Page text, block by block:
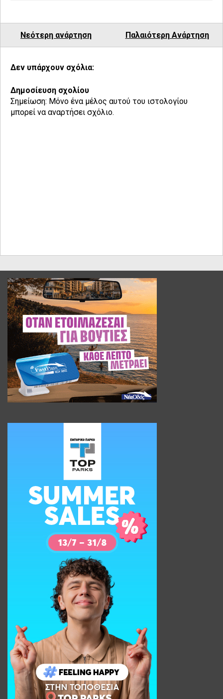
Νεότερη ανάρτηση Παλαιότερη Ανάρτηση
Δεν υπάρχουν σχόλια:
Δημοσίευση σχολίου
Σημείωση: Μόνο ένα μέλος αυτού του ιστολογίου
μπορεί να αναρτήσει σχόλιο.